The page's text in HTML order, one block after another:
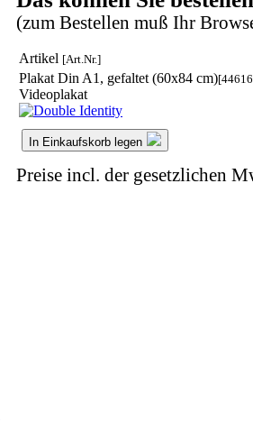
(zum Bestellen muß Ihr
Artikel [Art.Nr.]
Plakat Din A1, gefaltet (60x84 cm)
Videoplakat
In Einkaufskorb legen
Preise incl. der gesetzlichen